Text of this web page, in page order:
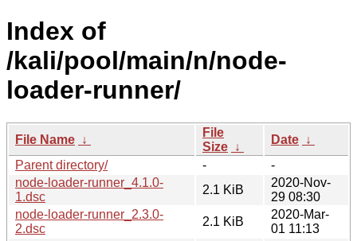
Index of
/kali/pool/main/n/node-
loader-runner/
File Name ↓
File
Size ↓
Date ↓
Parent directory/
-
-
node-loader-runner_4.1.0-
1.dsc
2.1 KiB
2020-Nov-
29 08:30
node-loader-runner_2.3.0-
2.dsc
2.1 KiB
2020-Mar-
01 11:13